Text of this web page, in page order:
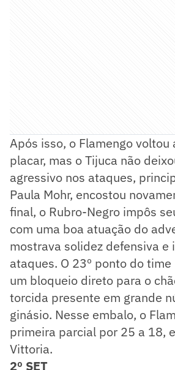
Após isso, o Flamengo voltou
placar, mas o Tijuca não
agressivo nos ataques,
Paula Mohr, encostou
final, o Rubro-Negro impôs
com uma boa atuação do
mostrava solidez defensiva e
ataques. O 23º ponto do
um bloqueio direto para o
torcida presente em grande
ginásio. Nesse embalo, o
primeira parcial por 25 a 18,
Vittoria.
2º SET